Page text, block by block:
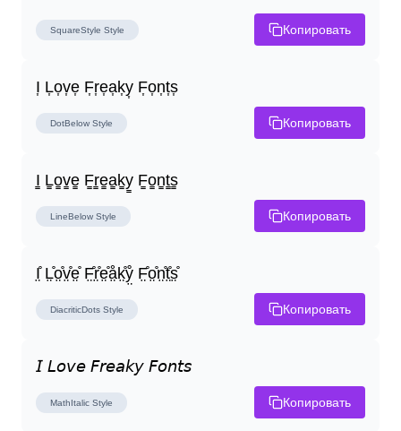
SquareStyle Style Копировать
I͎ L͎o͎v͎e͎ F͎r͎e͎a͎k͎y͎ F͎o͎n͎t͎s͎
DotBelow Style Копировать
I̳ L̳o̳v̳e̳ F̳r̳e̳a̳k̳y̳ F̳o̳n̳t̳s̳
LineBelow Style Копировать
I̤̊ L̤̊o̤̊v̤̊e̤̊ F̤̊r̤̊e̤̊å̤k̤̊ẙ̤ F̤̊o̤̊n̤̊t̤̊s̤̊
DiacriticDots Style Копировать
𝘐 𝘓𝘰𝘷𝘦 𝘍𝘳𝘦𝘢𝘬𝘺 𝘍𝘰𝘯𝘵𝘴
MathItalic Style Копировать